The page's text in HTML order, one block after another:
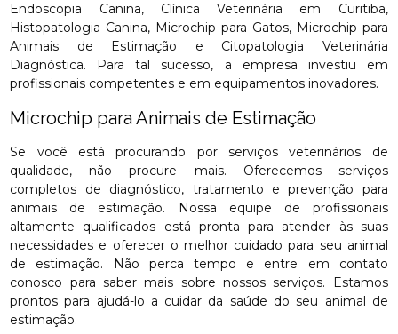
Endoscopia Canina, Clínica Veterinária em Curitiba,
Histopatologia Canina, Microchip para Gatos, Microchip para
Animais de Estimação e Citopatologia Veterinária
Diagnóstica. Para tal sucesso, a empresa investiu em
profissionais competentes e em equipamentos inovadores.
Microchip para Animais de Estimação
Se você está procurando por serviços veterinários de
qualidade, não procure mais. Oferecemos serviços
completos de diagnóstico, tratamento e prevenção para
animais de estimação. Nossa equipe de profissionais
altamente qualificados está pronta para atender às suas
necessidades e oferecer o melhor cuidado para seu animal
de estimação. Não perca tempo e entre em contato
conosco para saber mais sobre nossos serviços. Estamos
prontos para ajudá-lo a cuidar da saúde do seu animal de
estimação.